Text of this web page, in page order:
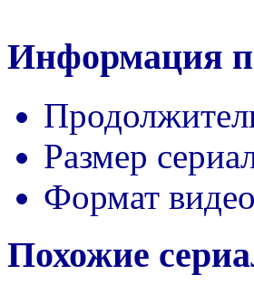
Информация
Размер
Формат
Похожие